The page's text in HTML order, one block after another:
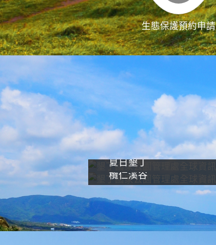
生態保護預約申請
夏日墾丁
欖仁溪谷